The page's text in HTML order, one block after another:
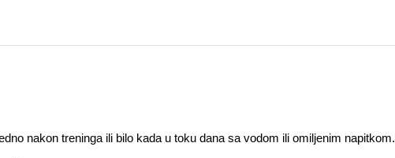
nakon treninga ili bilo kada u toku dana sa vodom ili omiljenim napitkom.